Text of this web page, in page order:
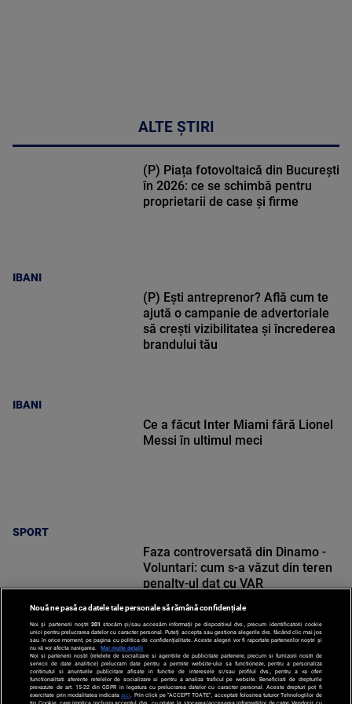
ALTE ȘTIRI
IBANI
(P) Piața fotovoltaică din București
în 2026: ce se schimbă pentru
proprietarii de case și firme
IBANI
(P) Ești antreprenor? Află cum te
ajută o campanie de advertoriale
să crești vizibilitatea și încrederea
brandului tău
SPORT
Ce a făcut Inter Miami fără Lionel
Messi în ultimul meci
SPORT
Faza controversată din Dinamo -
Voluntari: cum s-a văzut din teren
penalty-ul dat cu VAR
Nouă ne pasă ca datele tale personale să rămână confidențiale
Noi și partenerii noștri 201 stocăm și/sau accesăm informații pe dispozitivul dvs., precum identificatorii cookie
unici pentru prelucrarea datelor cu caracter personal. Puteți accepta sau gestiona alegerile dvs. făcând clic mai jos
sau în orice moment, pe pagina cu politica de confidențialitate. Aceste alegeri vor fi raportate partenerilor noștri și
nu vă vor afecta navigarea.
Mai multe detalii
Noi si partenerii nostri (retelele de socializare si agentiile de publicitate partenere, precum si furnizorii nostri de
servicii de date analitice) prelucram date pentru a permite website-ului sa functioneze, pentru a personaliza
continutul si anunturile publicitare afisate in functie de interesele si/sau profilul dvs., pentru a va oferi
functionalitati aferente retelelor de socializare si pentru a analiza traficul pe website. Beneficiati de drepturile
prevazute de art. 15-22 din GDPR in legatura cu prelucrarea datelor cu caracter personal. Aceste drepturi pot fi
exercitate prin modalitatea indicataaici . Prin click pe “ACCEPT TOATE”, acceptati folosirea tuturor Tehnologiilor de
tip Cookie, care implica inclusiv acceptul dvs. cu privire la stocarea/accesarea informatiilor de catre Vendor-ii cu